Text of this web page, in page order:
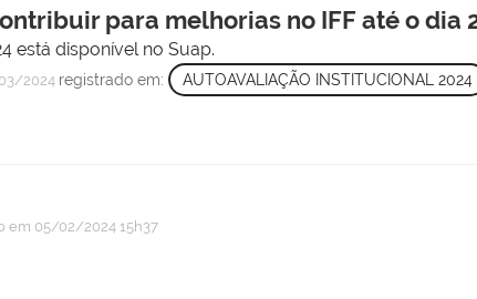
para melhorias no IFF até o dia
está disponível no Suap.
2024 registrado em: AUTOAVALIAÇÃO INSTITUCIONAL 2024
em 05/02/2024 15h37